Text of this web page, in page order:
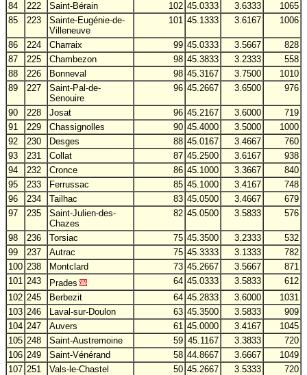
84
222 Saint-Bérain 102 45.0333 3.6333
1065
85
223
Sainte-Eugénie-de-
Villeneuve
101 45.1333 3.6167 1006
86 224 Charraix 99 45.0333 3.5667
828
87
225 Chambezon 98 45.3833 3.2333
558
88
226 Bonneval 98 45.3167 3.7500
1010
89
227
Saint-Pal-de-
Senouire
96 45.2667 3.6500 976
90 228 Josat 96 45.2167 3.6000
719
91
229 Chassignolles 90 45.4000 3.5000
1000
92
230 Desges 88 45.0167 3.4667
760
93
231 Collat 87 45.2500 3.6167
938
94
232 Cronce 86 45.1000 3.3667
840
95
233 Ferrussac 85 45.1000 3.4167
748
96
234 Tailhac 83 45.0500 3.4667
679
97
235
Saint-Julien-des-
Chazes
82 45.0500 3.5833 576
98 236 Torsiac 75 45.3500 3.2333
532
99
237 Autrac 75 45.3333 3.1333
782
100 238 Montclard 73 45.2667 3.5667
871
101 243 Prades 64 45.0333 3.5833
612
102 245 Berbezit 64 45.2833 3.6000
1031
103 246 Laval-sur-Doulon 63 45.3500 3.5833
909
104 247 Auvers 61 45.0000 3.4167
1045
105 248 Saint-Austremoine 59 45.1167 3.3833
720
106 249 Saint-Vénérand 58 44.8667 3.6667
1049
107 251 Vals-le-Chastel 50 45.2667 3.5333
720